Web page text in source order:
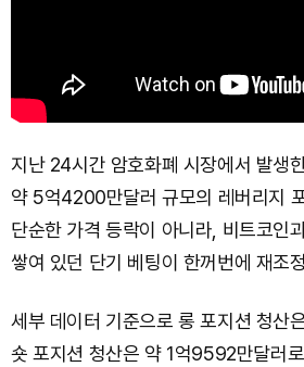
지난 24시간 암호화폐 시장에서 발생
약 5억4200만달러 규모의 레버리지
단순한 가격 등락이 아니라, 비트코인
쌓여 있던 단기 베팅이 한꺼번에 재조
세부 데이터 기준으로 롱 포지션 청산
숏 포지션 청산은 약 1억9592만달러